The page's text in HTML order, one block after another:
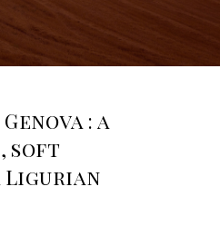
: a
soft
Ligurian